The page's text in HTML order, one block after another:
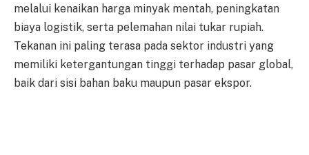
melalui kenaikan harga minyak mentah, peningkatan
biaya logistik, serta pelemahan nilai tukar rupiah.
Tekanan ini paling terasa pada sektor industri yang
memiliki ketergantungan tinggi terhadap pasar global,
baik dari sisi bahan baku maupun pasar ekspor.